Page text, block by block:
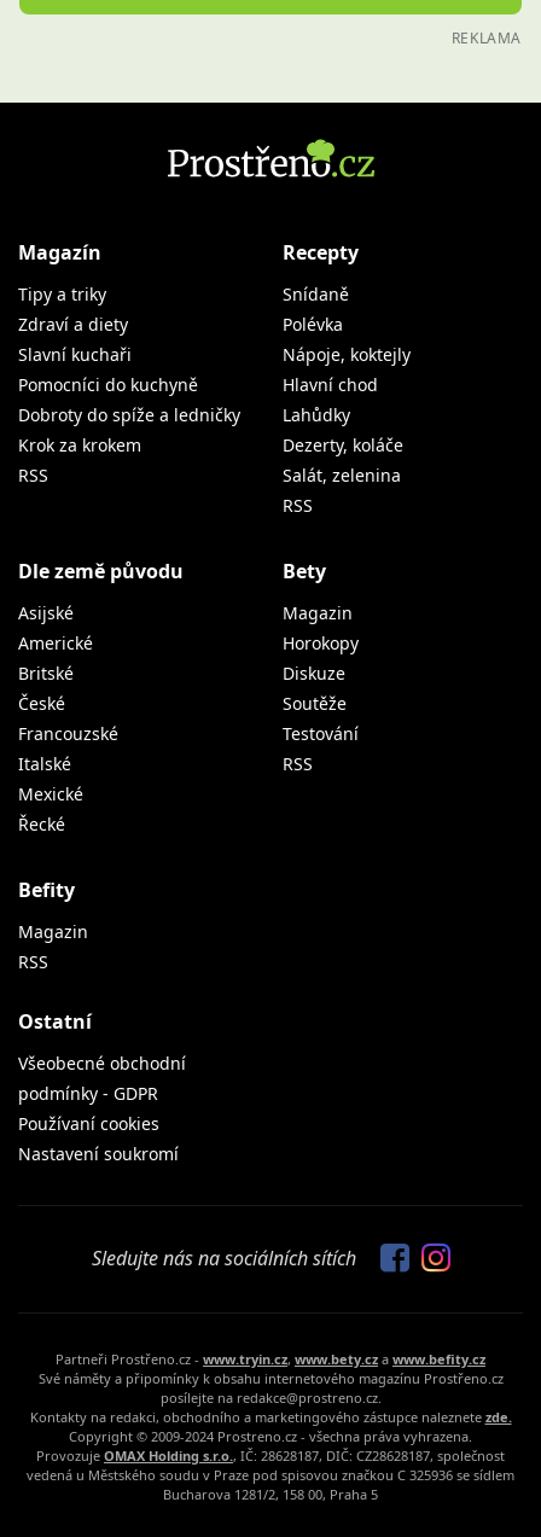
REKLAMA
Magazín
Tipy a triky
Zdraví a diety
Slavní kuchaři
Pomocníci do kuchyně
Dobroty do spíže a ledničky
Krok za krokem
RSS
Recepty
Snídaně
Polévka
Nápoje, koktejly
Hlavní chod
Lahůdky
Dezerty, koláče
Salát, zelenina
RSS
Dle země původu
Asijské
Americké
Britské
České
Francouzské
Italské
Mexické
Řecké
Bety
Magazin
Horokopy
Diskuze
Soutěže
Testování
RSS
Befity
Magazin
RSS
Ostatní
Všeobecné obchodní
podmínky - GDPR
Používaní cookies
Nastavení soukromí
Sledujte nás na sociálních sítích
Partneři Prostřeno.cz - www.tryin.cz, www.bety.cz a www.befity.cz
Své náměty a připomínky k obsahu internetového magazínu Prostřeno.cz
posílejte na redakce@prostreno.cz.
Kontakty na redakci, obchodního a marketingového zástupce naleznete zde.
Copyright © 2009-2024 Prostreno.cz - všechna práva vyhrazena.
Provozuje OMAX Holding s.r.o., IČ: 28628187, DIČ: CZ28628187, společnost
vedená u Městského soudu v Praze pod spisovou značkou C 325936 se sídlem
Bucharova 1281/2, 158 00, Praha 5